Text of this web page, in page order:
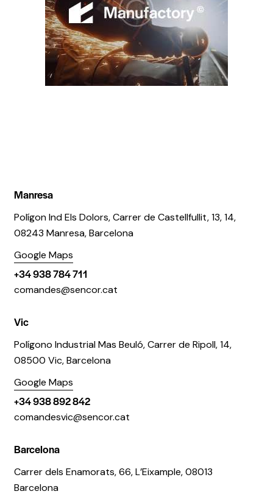
Manresa
Polígon Ind Els Dolors, Carrer de Castellfullit, 13, 14,
08243 Manresa, Barcelona
Google Maps
+34 938 784 711
comandes@sencor.cat
Vic
Polígono Industrial Mas Beuló, Carrer de Ripoll, 14,
08500 Vic, Barcelona
Google Maps
+34 938 892 842
comandesvic@sencor.cat
Barcelona
Carrer dels Enamorats, 66, L’Eixample, 08013
Barcelona